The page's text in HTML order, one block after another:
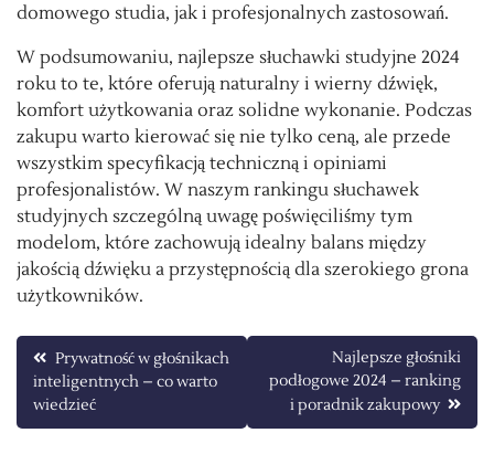
domowego studia, jak i profesjonalnych zastosowań.
W podsumowaniu, najlepsze słuchawki studyjne 2024
roku to te, które oferują naturalny i wierny dźwięk,
komfort użytkowania oraz solidne wykonanie. Podczas
zakupu warto kierować się nie tylko ceną, ale przede
wszystkim specyfikacją techniczną i opiniami
profesjonalistów. W naszym rankingu słuchawek
studyjnych szczególną uwagę poświęciliśmy tym
modelom, które zachowują idealny balans między
jakością dźwięku a przystępnością dla szerokiego grona
użytkowników.
Nawigacja
wpisu
Prywatność w głośnikach
inteligentnych – co warto
wiedzieć
Najlepsze głośniki
podłogowe 2024 – ranking
i poradnik zakupowy